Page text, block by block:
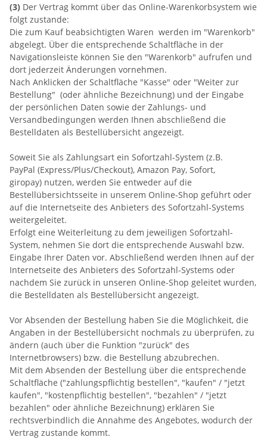
(3) Der Vertrag kommt über das Online-Warenkorbsystem wie
folgt zustande:
Die zum Kauf beabsichtigten Waren werden im "Warenkorb"
abgelegt. Über die entsprechende Schaltfläche in der
Navigationsleiste können Sie den "Warenkorb" aufrufen und
dort jederzeit Änderungen vornehmen.
Nach Anklicken der Schaltfläche "Kasse" oder "Weiter zur
Bestellung" (oder ähnliche Bezeichnung) und der Eingabe
der persönlichen Daten sowie der Zahlungs- und
Versandbedingungen werden Ihnen abschließend die
Bestelldaten als Bestellübersicht angezeigt.
Soweit Sie als Zahlungsart ein Sofortzahl-System (z.B.
PayPal (Express/Plus/Checkout), Amazon Pay, Sofort,
giropay) nutzen, werden Sie entweder auf die
Bestellübersichtsseite in unserem Online-Shop geführt oder
auf die Internetseite des Anbieters des Sofortzahl-Systems
weitergeleitet.
Erfolgt eine Weiterleitung zu dem jeweiligen Sofortzahl-
System, nehmen Sie dort die entsprechende Auswahl bzw.
Eingabe Ihrer Daten vor. Abschließend werden Ihnen auf der
Internetseite des Anbieters des Sofortzahl-Systems oder
nachdem Sie zurück in unseren Online-Shop geleitet wurden,
die Bestelldaten als Bestellübersicht angezeigt.
Vor Absenden der Bestellung haben Sie die Möglichkeit, die
Angaben in der Bestellübersicht nochmals zu überprüfen, zu
ändern (auch über die Funktion "zurück" des
Internetbrowsers) bzw. die Bestellung abzubrechen.
Mit dem Absenden der Bestellung über die entsprechende
Schaltfläche ("zahlungspflichtig bestellen", "kaufen" / "jetzt
kaufen", "kostenpflichtig bestellen", "bezahlen" / "jetzt
bezahlen" oder ähnliche Bezeichnung) erklären Sie
rechtsverbindlich die Annahme des Angebotes, wodurch der
Vertrag zustande kommt.